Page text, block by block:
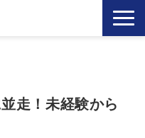
事例
走！未経験から